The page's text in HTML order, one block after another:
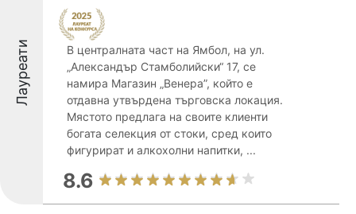
Лауреати
В централната част на Ямбол, на ул.
„Александър Стамболийски“ 17, се
намира Магазин „Венера”, който е
отдавна утвърдена търговска локация.
Мястото предлага на своите клиенти
богата селекция от стоки, сред които
фигурират и алкохолни напитки, ...
8.6